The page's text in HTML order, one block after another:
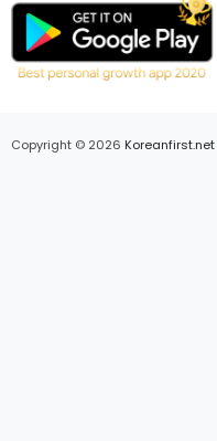
Copyright © 2026 Koreanfirst.net